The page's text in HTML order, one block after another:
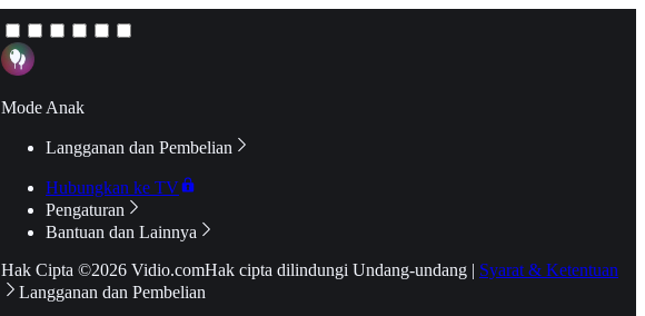
Mode Anak
Langganan dan Pembelian
Hubungkan ke TV
Pengaturan
Bantuan dan Lainnya
Hak Cipta ©2026 Vidio.comHak cipta dilindungi Undang-undang | Syarat & Ketentuan
Langganan dan Pembelian